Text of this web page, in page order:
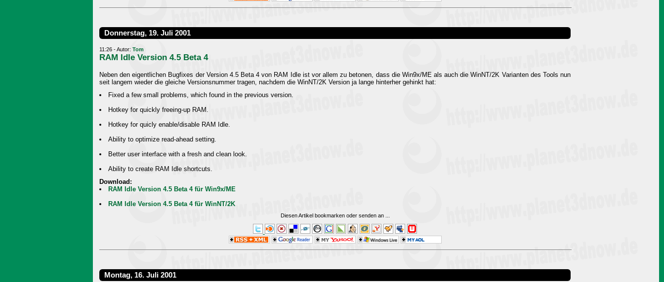
Donnerstag, 19. Juli 2001
11:26 - Autor: Tom
RAM Idle Version 4.5 Beta 4
Neben den eigentlichen Bugfixes der Version 4.5 Beta 4 von RAM Idle ist vor allem zu betonen, dass die Win9x/ME als auch die WinNT/2K Varianten des Tools nun
seit langem wieder die gleiche Versionsnummer tragen, nachdem die WinNT/2K Version ja lange hinterher gehinkt hat:
Fixed a few small problems, which found in the previous version.
Hotkey for quickly freeing-up RAM.
Hotkey for quicly enable/disable RAM Idle.
Ability to optimize read-ahead setting.
Better user interface with a fresh and clean look.
Ability to create RAM Idle shortcuts.
Download:
RAM Idle Version 4.5 Beta 4 für Win9x/ME
RAM Idle Version 4.5 Beta 4 für WinNT/2K
Diesen Artikel bookmarken oder senden an
Montag, 16. Juli 2001